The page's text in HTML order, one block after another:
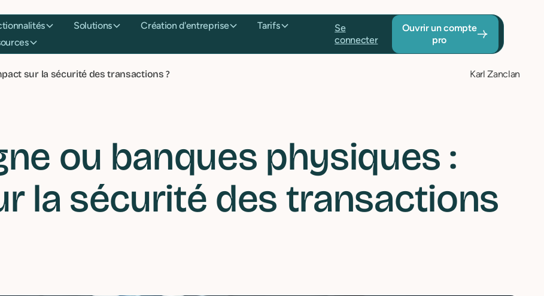
Fonctionnalités Solutions Création d'entreprise
Tarifs
Ressources
Se
connecter
Ouvrir un
compte pro
sur la sécurité des transactions ? Karl Zanclan
ou banques physiques :
la sécurité des transactions